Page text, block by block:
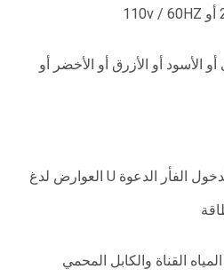
الأسود أو الأزرق أو الأخضر أو
2مع صفيحة فولاذية خاصة لدخول الفأر الدعوة U العوارض لدغ
المياه القناة والكابل المحمي